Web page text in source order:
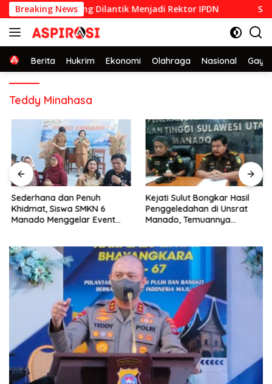
Langsung
ke
konten
Breaking News
1992 yang Dilantik Menjadi Rektor IPDN
Home
Berita Hukrim Ekonomi Olahraga Nasional Gaya
Teddy Minahasa
Sederhana dan Penuh
Khidmat, Siswa SMKN 6
Manado Menggelar Event
Kejati Sulut Bongkar Hasil
Penggeledahan di Unsrat
Manado, Temuannya